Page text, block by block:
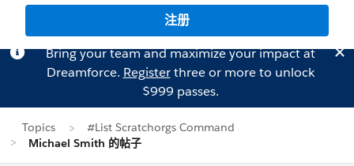
注册
Bring your team and maximize your impact at
Dreamforce. Registerthree or more to unlock
$999 passes.
Topics
#List Scratchorgs Command
Michael Smith 的帖子